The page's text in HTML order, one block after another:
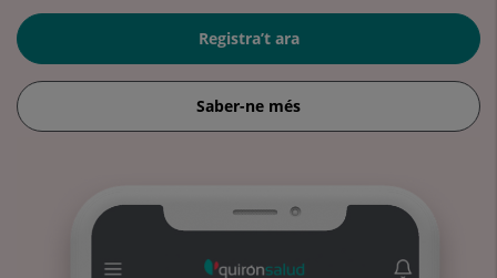
Registra’t ara
Saber-ne més